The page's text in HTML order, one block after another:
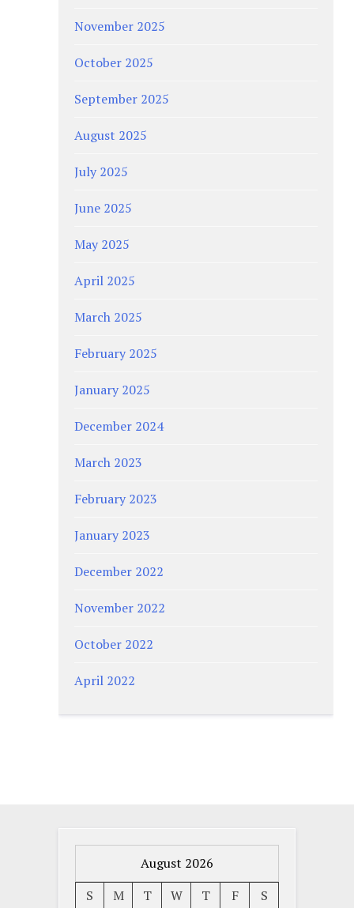
November 2025
October 2025
September 2025
August 2025
July 2025
June 2025
May 2025
April 2025
March 2025
February 2025
January 2025
December 2024
March 2023
February 2023
January 2023
December 2022
November 2022
October 2022
April 2022
August 2026
S
M T W T F S